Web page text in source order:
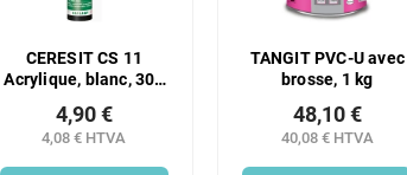
CERESIT CS 11
Acrylique, blanc, 300
4,08 € HTVA
4,90 €
TANGIT PVC-U avec
brosse, 1 kg
40,08 € HTVA
48,10 €